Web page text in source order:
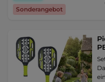
Sonderangebot